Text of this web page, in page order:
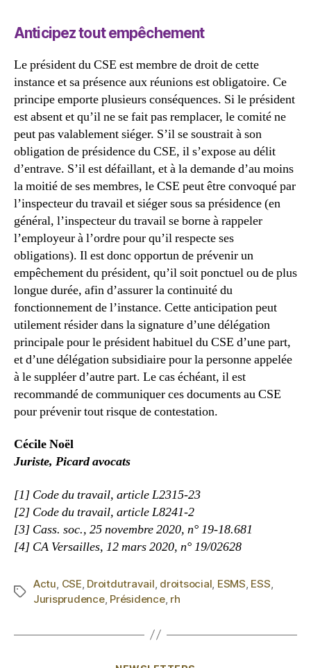
Anticipez tout empêchement
Le président du CSE est membre de droit de cette
instance et sa présence aux réunions est obligatoire. Ce
principe emporte plusieurs conséquences. Si le président
est absent et qu’il ne se fait pas remplacer, le comité ne
peut pas valablement siéger. S’il se soustrait à son
obligation de présidence du CSE, il s’expose au délit
d’entrave. S’il est défaillant, et à la demande d’au moins
la moitié de ses membres, le CSE peut être convoqué par
l’inspecteur du travail et siéger sous sa présidence (en
général, l’inspecteur du travail se borne à rappeler
l’employeur à l’ordre pour qu’il respecte ses
obligations). Il est donc opportun de prévenir un
empêchement du président, qu’il soit ponctuel ou de plus
longue durée, afin d’assurer la continuité du
fonctionnement de l’instance. Cette anticipation peut
utilement résider dans la signature d’une délégation
principale pour le président habituel du CSE d’une part,
et d’une délégation subsidiaire pour la personne appelée
à le suppléer d’autre part. Le cas échéant, il est
recommandé de communiquer ces documents au CSE
pour prévenir tout risque de contestation.
Cécile Noël
Juriste, Picard avocats
[1] Code du travail, article L2315-23
[2] Code du travail, article L8241-2
[3] Cass. soc., 25 novembre 2020, n° 19-18.681
[4] CA Versailles, 12 mars 2020, n° 19/02628
Actu CSE Droitdutravail droitsocial ESMS ESS
Jurisprudence, Présidence, rh